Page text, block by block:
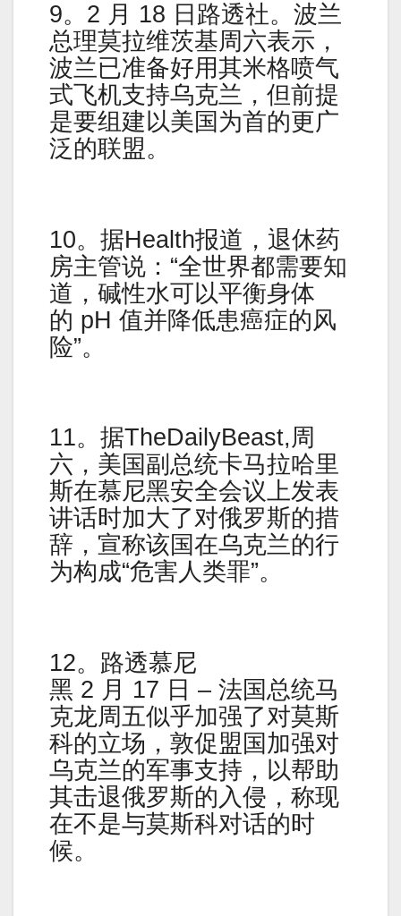
9。2 月 18 日路透社。波兰
总理莫拉维茨基周六表示，
波兰已准备好用其米格喷气
式飞机支持乌克兰，但前提
是要组建以美国为首的更广
泛的联盟。
10。据Health报道，退休药
房主管说：“全世界都需要知
道，碱性水可以平衡身体
的 pH 值并降低患癌症的风
险”。
11。据TheDailyBeast,周
六，美国副总统卡马拉哈里
斯在慕尼黑安全会议上发表
讲话时加大了对俄罗斯的措
辞，宣称该国在乌克兰的行
为构成“危害人类罪”。
12。路透慕尼
黑 2 月 17 日 – 法国总统马
克龙周五似乎加强了对莫斯
科的立场，敦促盟国加强对
乌克兰的军事支持，以帮助
其击退俄罗斯的入侵，称现
在不是与莫斯科对话的时
候。